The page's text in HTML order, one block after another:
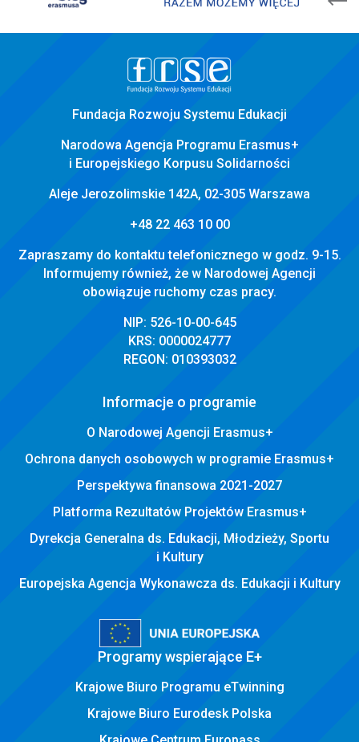
Fundacja Rozwoju Systemu Edukacji
Narodowa Agencja Programu Erasmus+
i Europejskiego Korpusu Solidarności
Aleje Jerozolimskie 142A, 02-305 Warszawa
+48 22 463 10 00
Zapraszamy do kontaktu telefonicznego w godz. 9-15.
Informujemy również, że w Narodowej Agencji
obowiązuje ruchomy czas pracy.
NIP: 526-10-00-645
KRS: 0000024777
REGON: 010393032
Informacje o programie
O Narodowej Agencji Erasmus+
Ochrona danych osobowych w programie Erasmus+
Perspektywa finansowa 2021-2027
Platforma Rezultatów Projektów Erasmus+
Dyrekcja Generalna ds. Edukacji, Młodzieży, Sportu
i Kultury
Europejska Agencja Wykonawcza ds. Edukacji i Kultury
Programy wspierające E+
Krajowe Biuro Programu eTwinning
Krajowe Biuro Eurodesk Polska